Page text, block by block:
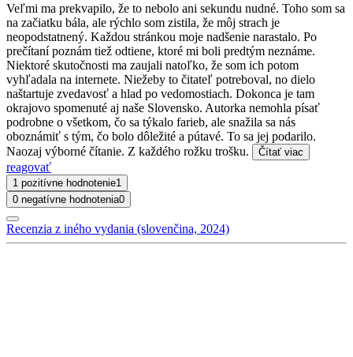
Veľmi ma prekvapilo, že to nebolo ani sekundu nudné. Toho som sa
na začiatku bála, ale rýchlo som zistila, že môj strach je
neopodstatnený. Každou stránkou moje nadšenie narastalo. Po
prečítaní poznám tiež odtiene, ktoré mi boli predtým neznáme.
Niektoré skutočnosti ma zaujali natoľko, že som ich potom
vyhľadala na internete. Niežeby to čitateľ potreboval, no dielo
naštartuje zvedavosť a hlad po vedomostiach. Dokonca je tam
okrajovo spomenuté aj naše Slovensko. Autorka nemohla písať
podrobne o všetkom, čo sa týkalo farieb, ale snažila sa nás
oboznámiť s tým, čo bolo dôležité a pútavé. To sa jej podarilo.
Naozaj výborné čítanie. Z každého rožku trošku.
Čítať viac
reagovať
1 pozitívne hodnotenie1
0 negatívne hodnotenia0
Recenzia z iného vydania (slovenčina, 2024)